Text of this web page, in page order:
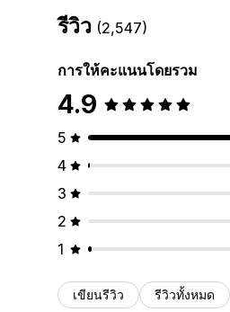
รีวิว (2,547)
การให้คะแนนโดยรวม
4.9
5
4
3
2
1
เขียนรีวิว รีวิวทั้งหมด